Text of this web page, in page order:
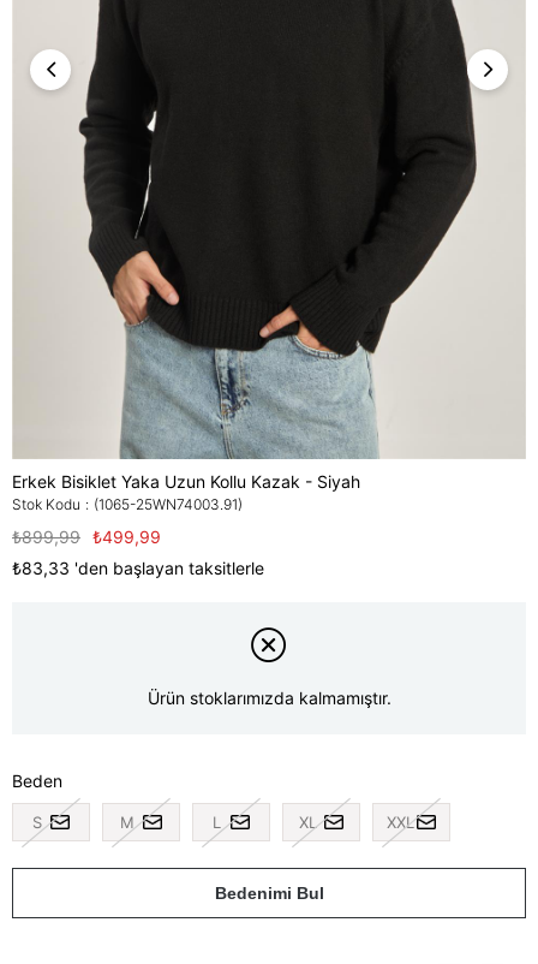
Erkek Bisiklet Yaka Uzun Kollu Kazak - Siyah
Stok Kodu (1065-25WN74003.91)
₺899,99 ₺499,99
₺83,33 'den başlayan taksitlerle
Ürün stoklarımızda kalmamıştır.
Beden
S M L XL XXL
Bedenimi Bul